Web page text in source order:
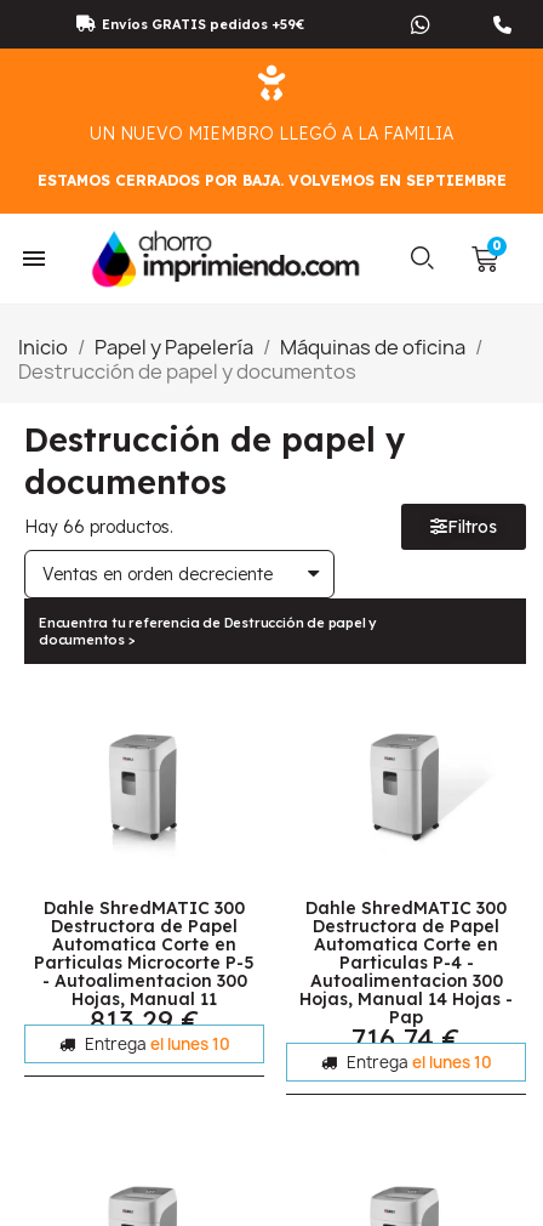
Envíos GRATIS pedidos +59€
UN NUEVO MIEMBRO LLEGÓ A LA FAMILIA
ESTAMOS CERRADOS POR BAJA. VOLVEMOS EN SEPTIEMBRE
Inicio Papel y Papelería
Máquinas de oficina
Destrucción de papel y documentos
Destrucción de papel y
documentos
Hay 66 productos. Filtros
Encuentra tu referencia de Destrucción de papel y
documentos >
Dahle ShredMATIC 300
Destructora de Papel
Automatica Corte en
Particulas Microcorte P-5
- Autoalimentacion 300
Hojas, Manual 11
813,29 €
Entrega el lunes 10
Dahle ShredMATIC 300
Destructora de Papel
Automatica Corte en
Particulas P-4 -
Autoalimentacion 300
Hojas, Manual 14 Hojas -
Pap
716,74 €
Entrega el lunes 10